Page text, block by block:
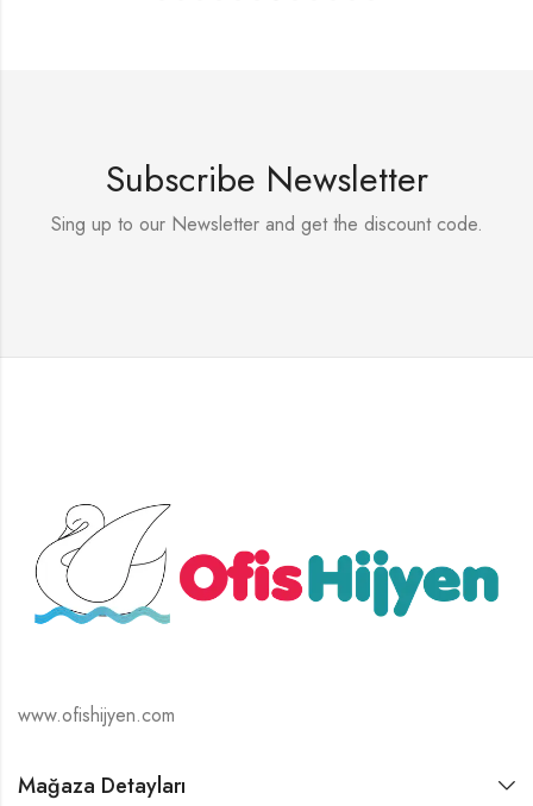
Subscribe Newsletter
Sing up to our Newsletter and get the discount code.
www.ofishijyen.com
Mağaza Detayları